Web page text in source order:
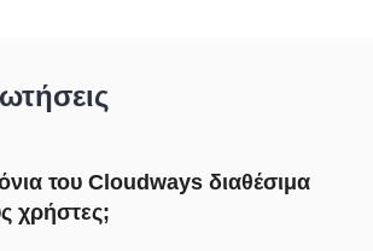
του Cloudways διαθέσιμα
χρήστες;